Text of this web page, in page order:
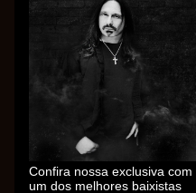
Confira nossa exclusiva com
um dos melhores baixistas